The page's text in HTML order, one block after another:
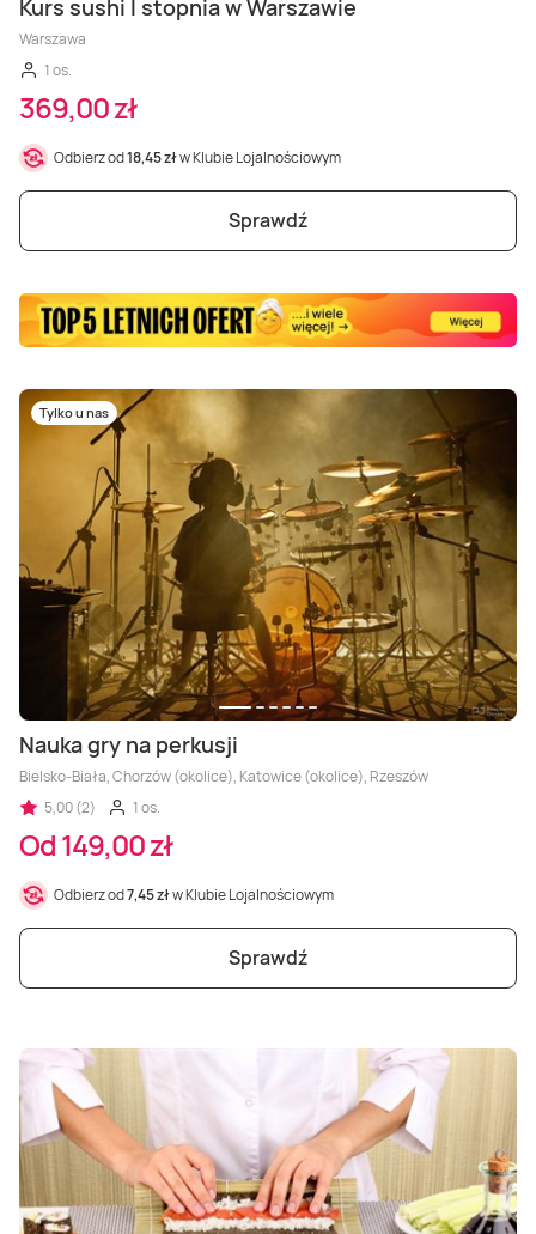
Kurs sushi I stopnia w Warszawie
Warszawa
1 os.
369,00 zł
Odbierz od18,45 złw Klubie Lojalnościowym
Sprawdź
Tylko u nas
Nauka gry na perkusji
Bielsko-Biała, Chorzów (okolice), Katowice (okolice), Rzeszów
5,00 (2)
1 os.
Od 149,00 zł
Odbierz od7,45 złw Klubie Lojalnościowym
Sprawdź